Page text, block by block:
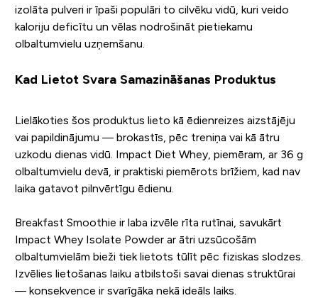
izolāta pulveri ir īpaši populāri to cilvēku vidū, kuri veido
kaloriju deficītu un vēlas nodrošināt pietiekamu
olbaltumvielu uzņemšanu.
Kad Lietot Svara Samazināšanas Produktus
Lielākoties šos produktus lieto kā ēdienreizes aizstājēju
vai papildinājumu — brokastīs, pēc treniņa vai kā ātru
uzkodu dienas vidū. Impact Diet Whey, piemēram, ar 36 g
olbaltumvielu devā, ir praktiski piemērots brīžiem, kad nav
laika gatavot pilnvērtīgu ēdienu.
Breakfast Smoothie ir laba izvēle rīta rutīnai, savukārt
Impact Whey Isolate Powder ar ātri uzsūcošām
olbaltumvielām bieži tiek lietots tūlīt pēc fiziskas slodzes.
Izvēlies lietošanas laiku atbilstoši savai dienas struktūrai
— konsekvence ir svarīgāka nekā ideāls laiks.